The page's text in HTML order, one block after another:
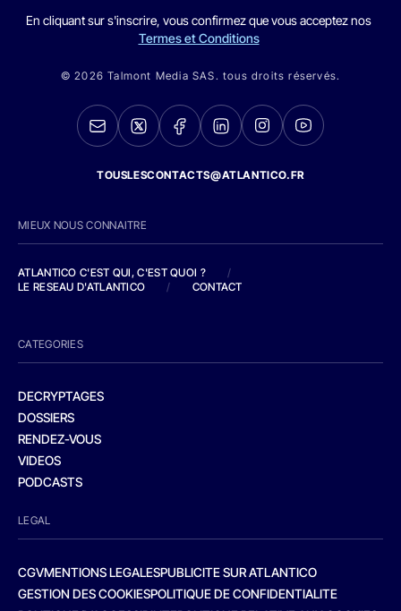
En cliquant sur s'inscrire, vous confirmez que vous acceptez nos
Termes et Conditions
© 2026 Talmont Media SAS. tous droits réservés.
TOUSLESCONTACTS@ATLANTICO.FR
MIEUX NOUS CONNAITRE
ATLANTICO C'EST QUI, C'EST QUOI ?
/
LE RESEAU D'ATLANTICO
/ CONTACT
CATEGORIES
DECRYPTAGES
DOSSIERS
RENDEZ-VOUS
VIDEOS
PODCASTS
LEGAL
CGVMENTIONS LEGALESPUBLICITE SUR ATLANTICO
GESTION DES COOKIESPOLITIQUE DE CONFIDENTIALITE